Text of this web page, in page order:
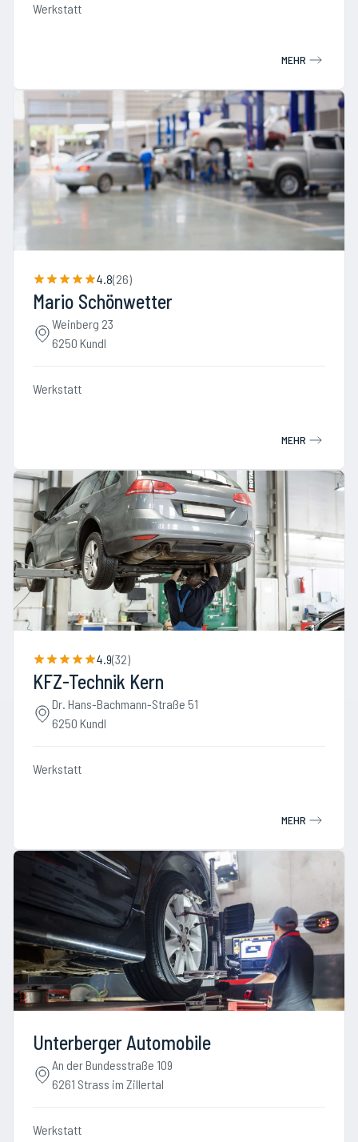
Werkstatt
MEHR
4.8(26)
Mario Schönwetter
Weinberg 23
6250 Kundl
Werkstatt
MEHR
4.9(32)
KFZ-Technik Kern
Dr. Hans-Bachmann-Straße 51
6250 Kundl
Werkstatt
MEHR
Unterberger Automobile
An der Bundesstraße 109
6261 Strass im Zillertal
Werkstatt